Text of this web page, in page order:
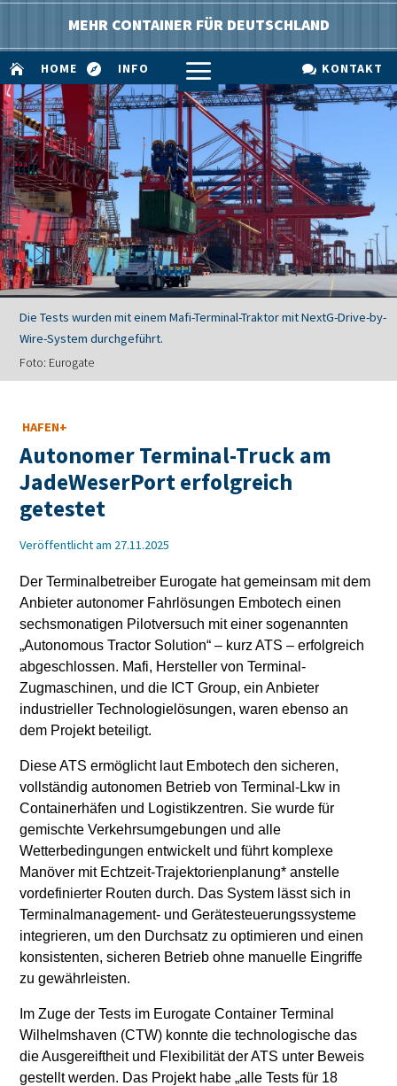
MEHR CONTAINER FÜR DEUTSCHLAND
 HOME  INFO a  KONTAKT
Die Tests wurden mit einem Mafi-Terminal-Traktor mit NextG-Drive-by-
Wire-System durchgeführt.
Foto: Eurogate
HAFEN+
Autonomer Terminal-Truck am
JadeWeserPort erfolgreich
getestet
Veröffentlicht am 27.11.2025
Der Terminalbetreiber Eurogate hat gemeinsam mit dem
Anbieter autonomer Fahrlösungen Embotech einen
sechsmonatigen Pilotversuch mit einer sogenannten
„Autonomous Tractor Solution“ – kurz ATS – erfolgreich
abgeschlossen. Mafi, Hersteller von Terminal-
Zugmaschinen, und die ICT Group, ein Anbieter
industrieller Technologielösungen, waren ebenso an
dem Projekt beteiligt.
Diese ATS ermöglicht laut Embotech den sicheren,
vollständig autonomen Betrieb von Terminal-Lkw in
Containerhäfen und Logistikzentren. Sie wurde für
gemischte Verkehrsumgebungen und alle
Wetterbedingungen entwickelt und führt komplexe
Manöver mit Echtzeit-Trajektorienplanung* anstelle
vordefinierter Routen durch. Das System lässt sich in
Terminalmanagement- und Gerätesteuerungssysteme
integrieren, um den Durchsatz zu optimieren und einen
konsistenten, sicheren Betrieb ohne manuelle Eingriffe
zu gewährleisten.
Im Zuge der Tests im Eurogate Container Terminal
Wilhelmshaven (CTW) konnte die technologische das
die Ausgereiftheit und Flexibilität der ATS unter Beweis
gestellt werden. Das Projekt habe „alle Tests für 18